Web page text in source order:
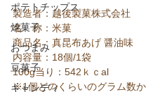
ポテトチップス
焼菓子
おつまみ
豆菓子
キャンディ
製造者：越後製菓株式会社
名　称：米菓
商品名：真昆布あげ 醤油味
内容量：18個/1袋
100g当り：542ｋｃal
※1個どのくらいのグラム数か